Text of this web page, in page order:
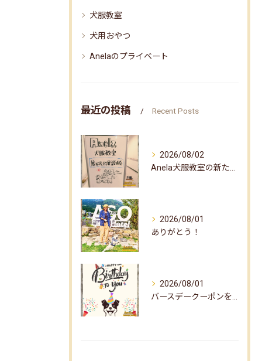
犬服教室
犬用おやつ
Anelaのプライベート
最近の投稿 Recent Posts
2026/08/02
2026/08/01
ありがとう！
2026/08/01